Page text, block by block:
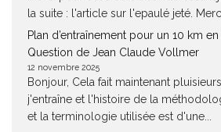
la suite : l'article sur l'epaulé jeté.
Plan d’entraînement pour un 10 km
Question de Jean Claude Vollmer
12 novembre 2025
Bonjour, Cela fait maintenant
j'entraîne et l'histoire de la
et la terminologie utilisée est d'une...